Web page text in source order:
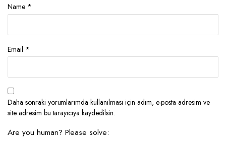
Name *
Email *
Daha sonraki yorumlarımda kullanılması için adım, e-posta adresim ve
site adresim bu tarayıcıya kaydedilsin.
Are you human? Please solve: